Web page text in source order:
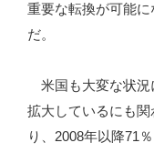
重要な転換が可能
だ。
米国も大変な状況
拡大しているにも
り、2008年以降71